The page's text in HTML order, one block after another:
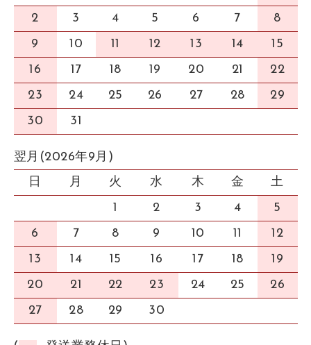
2
3 4 5 6 7
8
9
10 11 12 13 14
15
16
17 18 19 20 21
22
23
24 25 26 27 28
29
30
31
翌月(2026年9月)
日
月 火 水 木 金
土
1
2 3 4
5
6
7 8 9 10 11
12
13
14 15 16 17 18
19
20
21 22 23 24 25
26
27
28 29 30